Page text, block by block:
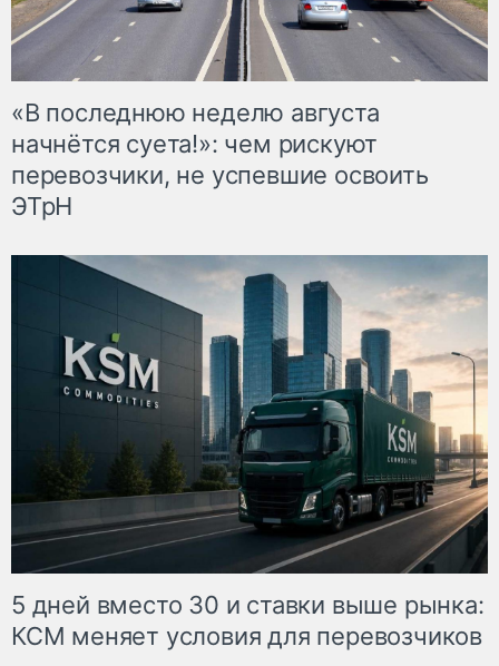
«В последнюю неделю августа
начнётся суета!»: чем рискуют
перевозчики, не успевшие освоить
ЭТрН
5 дней вместо 30 и ставки выше рынка:
КСМ меняет условия для перевозчиков